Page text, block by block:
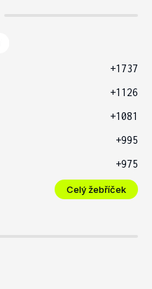
+1737
+1126
+1081
+995
+975
Celý žebříček